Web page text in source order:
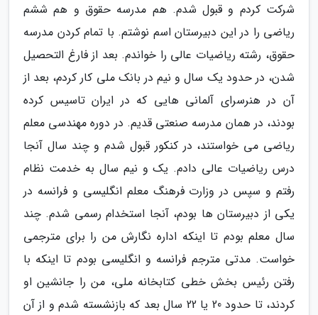
شرکت کردم و قبول شدم. هم مدرسه حقوق و هم ششم
ریاضی را در این دبیرستان اسم نوشتم. با تمام کردن مدرسه
حقوق، رشته ریاضیات عالی را خواندم. بعد از فارغ التحصیل
شدن، در حدود یک سال و نیم در بانک ملی کار کردم، بعد از
آن در هنرسرای آلمانی هایی که در ایران تاسیس کرده
بودند، در همان مدرسه صنعتی قدیم. در دوره مهندسی معلم
ریاضی می خواستند، در کنکور قبول شدم و چند سال آنجا
درس ریاضیات عالی دادم. یک و نیم سال به خدمت نظام
رفتم و سپس در وزارت فرهنگ معلم انگلیسی و فرانسه در
یکی از دبیرستان ها بودم، آنجا استخدام رسمی شدم. چند
سال معلم بودم تا اینکه اداره نگارش من را برای مترجمی
خواست. مدتی مترجم فرانسه و انگلیسی بودم تا اینکه با
رفتن رئیس بخش خطی کتابخانه ملی، من را جانشین او
کردند، تا حدود 20 یا 22 سال بعد که بازنشسته شدم و از آن